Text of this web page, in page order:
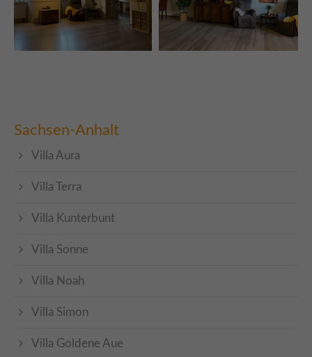
Sachsen-Anhalt
Villa Aura
Villa Terra
Villa Kunterbunt
Villa Sonne
Villa Noah
Villa Simon
Villa Goldene Aue